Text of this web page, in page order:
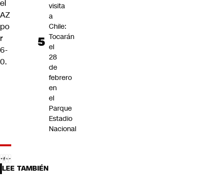
el
AZ
po
r
6-
0.
visita
a
Chile:
Tocarán
el
28
de
febrero
en
el
Parque
Estadio
Nacional
LEE TAMBIÉN